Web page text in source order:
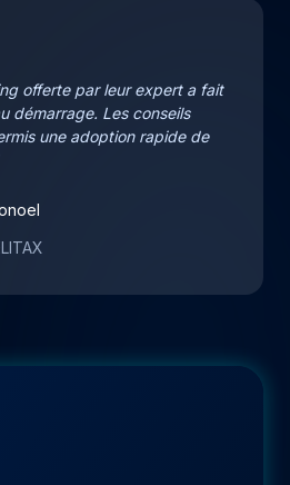
offerte par leur expert a fait
démarrage. Les conseils
une adoption rapide de